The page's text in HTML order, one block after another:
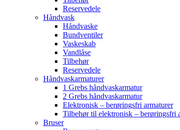
Reservedele
Håndvask
Håndvaske
Bundventiler
Vaskeskab
Vandlåse
Tilbehør
Reservedele
Håndvaskarmaturer
1 Grebs håndvaskarmatur
2 Grebs håndvaskarmatur
Elektronisk – berøringsfri armaturer
Tilbehør til elektronisk – berøringsfri
Bruser